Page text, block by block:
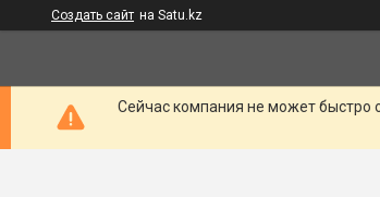
Создать сайт на Satu.kz
Сейчас компания не может быстро